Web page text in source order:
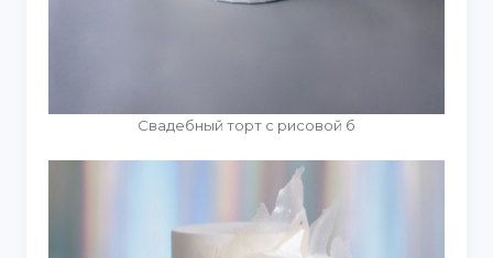
Свадебный торт с рисовой б